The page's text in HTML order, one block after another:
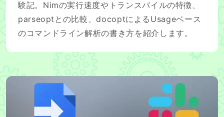
験記。Nimの実行速度やトランスパイルの特徴、
parseoptとの比較、docoptによるUsageベース
のコマンドライン解析の書き方を紹介します。
Google Apps Script(GAS)とAPI FLASHとSlackAPIを